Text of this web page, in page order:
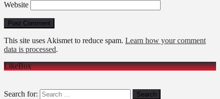
Website
This site uses Akismet to reduce spam. Learn how your comment
data is processed.
LikeBox
Search for: